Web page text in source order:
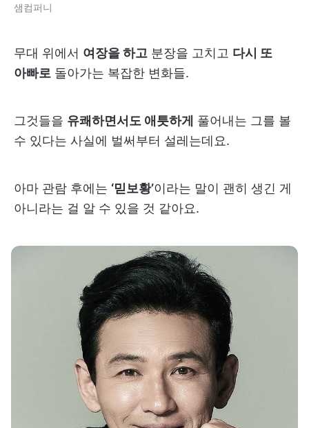
샘컴퍼니
무대 위에서 여장을 하고 분장을 고치고 다시 또
아빠로 돌아가는 복잡한 변화들.
그것들을 유쾌하면서도 애틋하게 풀어내는 그를 볼
수 있다는 사실에 벌써부터 설레는데요.
아마 관람 후에는 ‘믿보황’이라는 말이 괜히 생긴 게
아니라는 걸 알 수 있을 것 같아요.